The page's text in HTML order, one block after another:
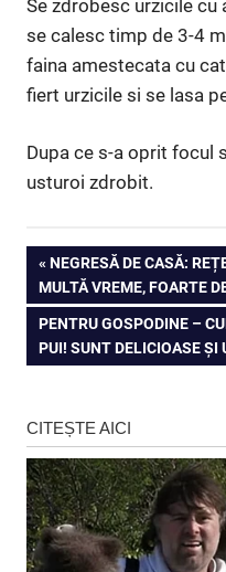
Se zdrobesc urzicile cu
se calesc timp de 3-4
faina amestecata cu
fiert urzicile si se lasa
Dupa ce s-a oprit focul
usturoi zdrobit.
Navigare
în
articole
PREVIOUS
POST:
NEGRESĂ DE CASĂ:
MULTĂ VREME, FOARTE
NEXT
POST:
PENTRU GOSPODINE –
PUI! SUNT DELICIOASE ȘI